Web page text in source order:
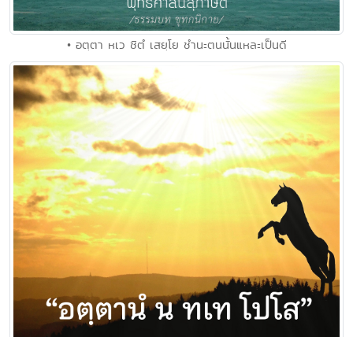
• อตฺตา หเว ชิตํ เสยฺโย ชํานะตนนั้นแหละเป็นดี